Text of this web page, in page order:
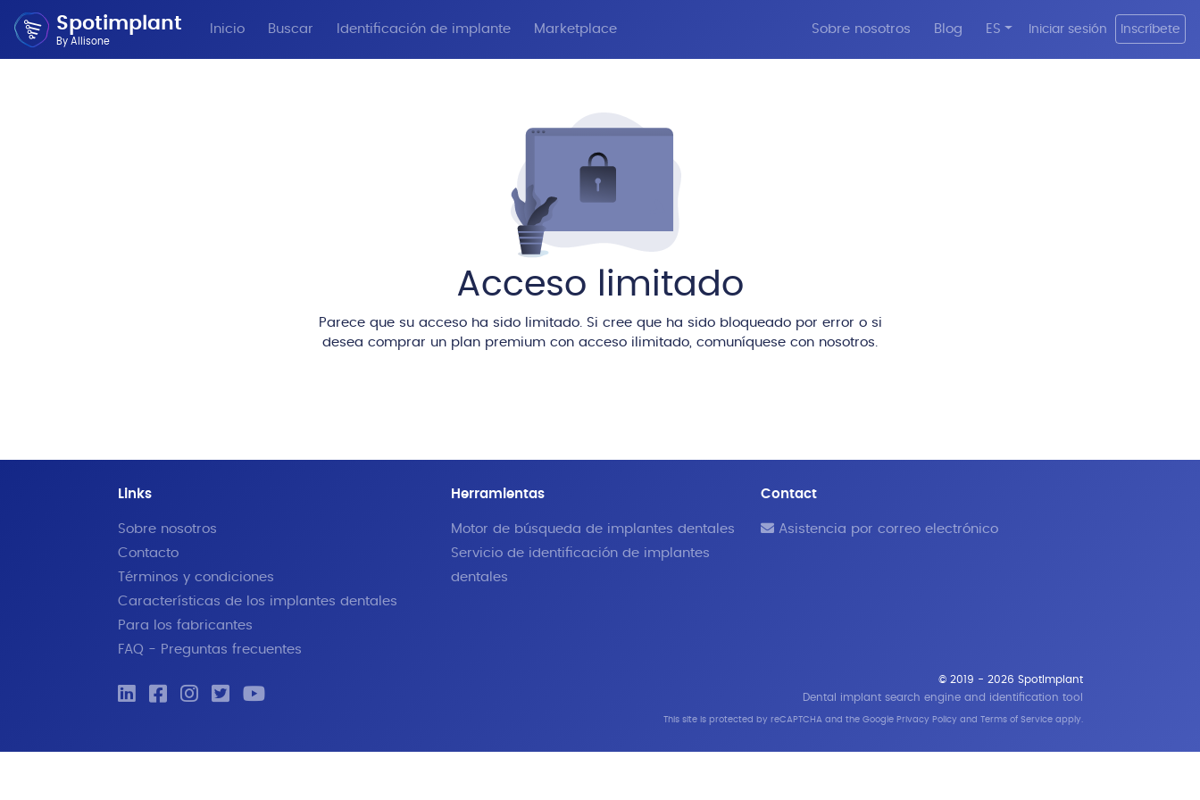
Spotimplant
By Allisone
Inicio Buscar Identificación de implante Marketplace Sobre nosotros Blog ES Iniciar sesión Inscríbete
Acceso limitado
Parece que su acceso ha sido limitado. Si cree que ha sido bloqueado por error o si
desea comprar un plan premium con acceso ilimitado, comuníquese con nosotros.
Links
Sobre nosotros
Contacto
Términos y condiciones
Características de los implantes dentales
Para los fabricantes
FAQ - Preguntas frecuentes
Herramientas
Motor de búsqueda de implantes dentales
Servicio de identificación de implantes
dentales
Contact
Asistencia por correo electrónico
© 2019 - 2026 SpotImplant
Dental implant search engine and identification tool
This site is protected by reCAPTCHA and the Google Privacy Policy and Terms of Serviceapply.